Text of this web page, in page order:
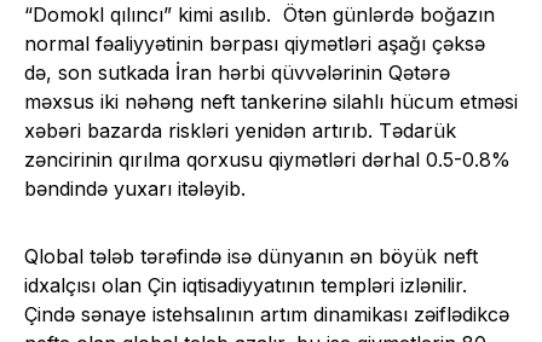
“Domokl qılıncı” kimi asılıb. Ötən günlərdə boğazın
normal fəaliyyətinin bərpası qiymətləri aşağı çəksə
də, son sutkada İran hərbi qüvvələrinin Qətərə
məxsus iki nəhəng neft tankerinə silahlı hücum etməsi
xəbəri bazarda riskləri yenidən artırıb. Tədarük
zəncirinin qırılma qorxusu qiymətləri dərhal 0.5-0.8%
bəndində yuxarı itələyib.
Qlobal tələb tərəfində isə dünyanın ən böyük neft
idxalçısı olan Çin iqtisadiyyatının templəri izlənilir.
Çində sənaye istehsalının artım dinamikası zəiflədikcə